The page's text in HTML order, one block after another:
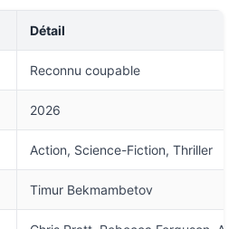
Détail
Reconnu coupable
2026
Action, Science-Fiction, Thriller
Timur Bekmambetov